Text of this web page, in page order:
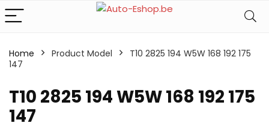
Home Product Model
‎T10 2825 194 W5W 168 192 175
147
‎T10 2825 194 W5W 168 192 175
147